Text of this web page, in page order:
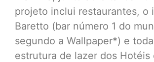
projeto inclui restaurantes, o
Baretto (bar número 1 do
segundo a Wallpaper*) e
estrutura de lazer dos Hotéis